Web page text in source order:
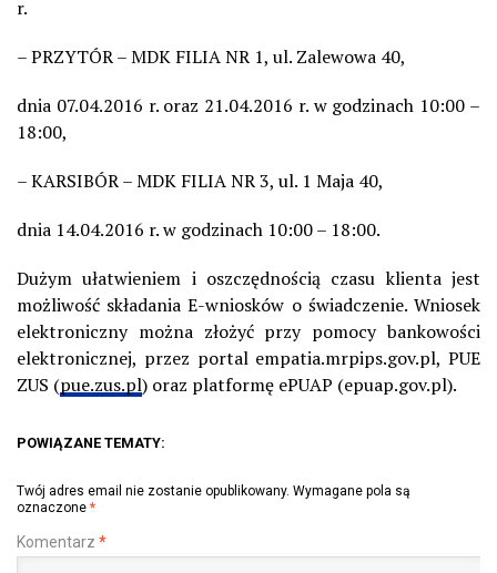
r.
– PRZYTÓR – MDK FILIA NR 1, ul. Zalewowa 40,
dnia 07.04.2016 r. oraz 21.04.2016 r. w godzinach 10:00 –
18:00,
– KARSIBÓR – MDK FILIA NR 3, ul. 1 Maja 40,
dnia 14.04.2016 r. w godzinach 10:00 – 18:00.
Dużym ułatwieniem i oszczędnością czasu klienta jest
możliwość składania E-wniosków o świadczenie. Wniosek
elektroniczny można złożyć przy pomocy bankowości
elektronicznej, przez portal empatia.mrpips.gov.pl, PUE
ZUS (pue.zus.pl) oraz platformę ePUAP (epuap.gov.pl).
POWIĄZANE TEMATY:
Twój adres email nie zostanie opublikowany. Wymagane pola są
oznaczone *
Komentarz *